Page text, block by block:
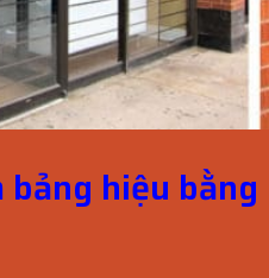
bảng hiệu bằng